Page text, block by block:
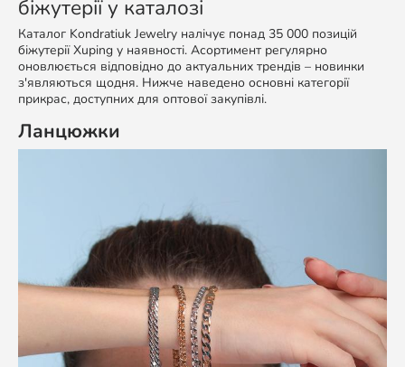
біжутерії у каталозі
Каталог Kondratiuk Jewelry налічує понад 35 000 позицій
біжутерії Xuping у наявності. Асортимент регулярно
оновлюється відповідно до актуальних трендів – новинки
з'являються щодня. Нижче наведено основні категорії
прикрас, доступних для оптової закупівлі.
Ланцюжки